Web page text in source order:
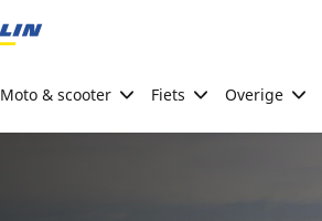
Moto & scooter Fiets Overige